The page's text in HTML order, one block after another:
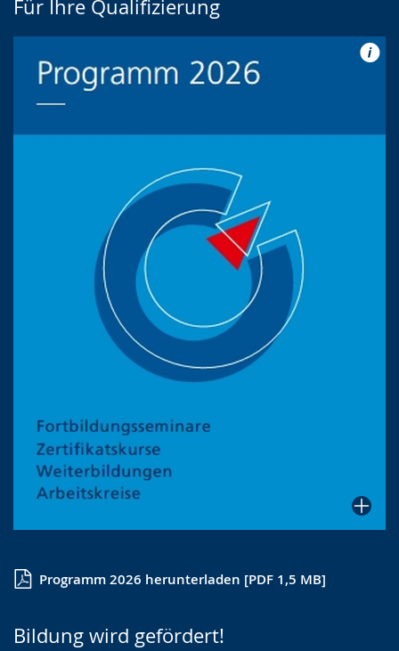
Für Ihre Qualifizierung
Programm 2026 herunterladen [PDF 1,5 MB]
Bildung wird gefördert!